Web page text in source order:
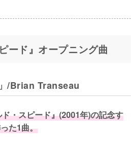
ード』オープニング曲
/Brian Transeau
・スピード』(2001年)の記念す
た1曲。